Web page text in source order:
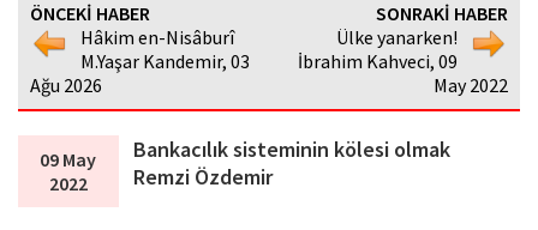
ÖNCEKİ HABER
Hâkim en-Nisâburî
M.Yaşar Kandemir, 03
Ağu 2026
SONRAKİ HABER
Ülke yanarken!
İbrahim Kahveci, 09
May 2022
09 May
2022
Bankacılık sisteminin kölesi olmak
Remzi Özdemir